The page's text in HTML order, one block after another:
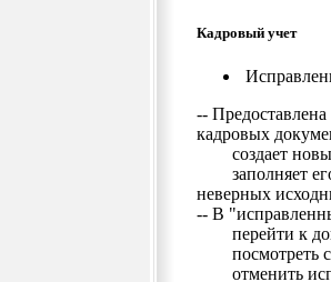
Кадровый учет
--
кадровых
создает
заполняет его
неверных
-- В
перейти к
посмотреть
отменить